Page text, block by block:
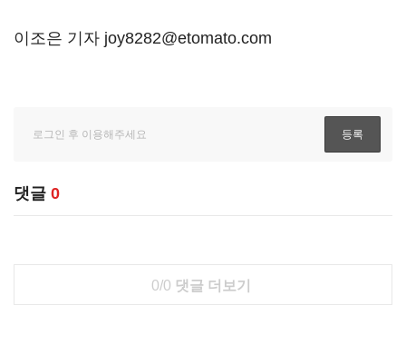
이조은 기자 joy8282@etomato.com
댓글 0
0/0 댓글 더보기